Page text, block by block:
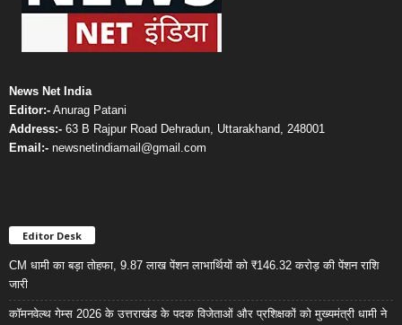
News Net India
Editor:- Anurag Patani
Address:- 63 B Rajpur Road Dehradun, Uttarakhand, 248001
Email:- newsnetindiamail@gmail.com
Editor Desk
CM धामी का बड़ा तोहफा, 9.87 लाख पेंशन लाभार्थियों को ₹146.32 करोड़ की पेंशन राशि
जारी
कॉमनवेल्थ गेम्स 2026 के उत्तराखंड के पदक विजेताओं और प्रशिक्षकों को मुख्यमंत्री धामी ने